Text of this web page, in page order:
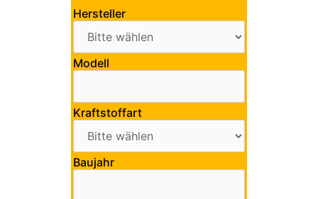
Hersteller
Modell
Kraftstoffart
Baujahr